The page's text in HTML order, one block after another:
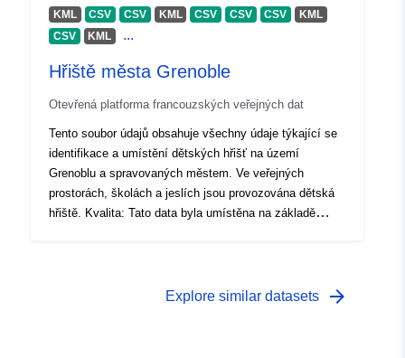
KML CSV CSV KML CSV CSV CSV
KML
CSV
KML ...
Hřiště města Grenoble
Otevřená platforma francouzských veřejných dat
Tento soubor údajů obsahuje všechny údaje týkající se
identifikace a umístění dětských hřišť na území
Grenoblu a spravovaných městem. Ve veřejných
prostorách, školách a jeslích jsou provozována dětská
hřiště. Kvalita: Tato data byla umístěna na základě
Explore similar datasets arrow_forward